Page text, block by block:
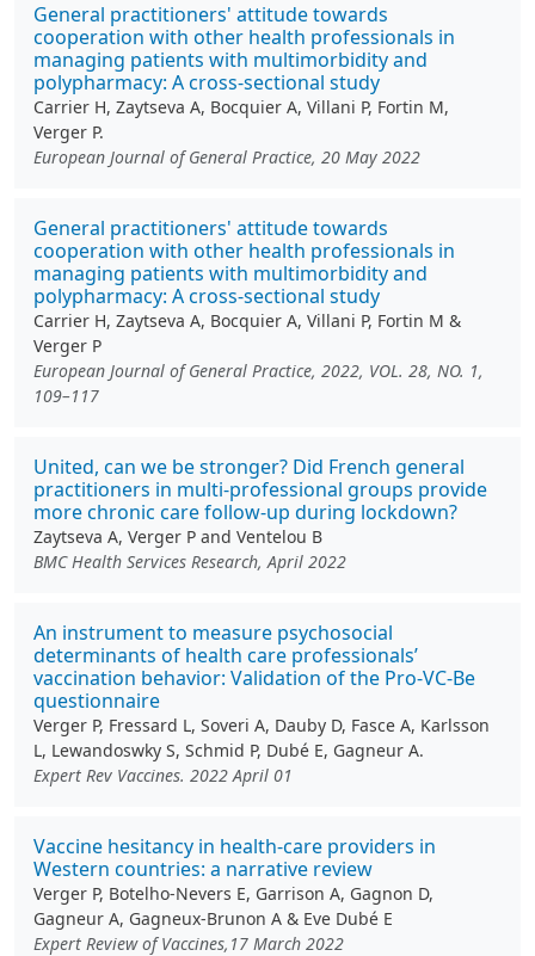
General practitioners' attitude towards
cooperation with other health professionals in
managing patients with multimorbidity and
polypharmacy: A cross-sectional study
Carrier H, Zaytseva A, Bocquier A, Villani P, Fortin M,
Verger P.
European Journal of General Practice, 20 May 2022
General practitioners' attitude towards
cooperation with other health professionals in
managing patients with multimorbidity and
polypharmacy: A cross-sectional study
Carrier H, Zaytseva A, Bocquier A, Villani P, Fortin M &
Verger P
European Journal of General Practice, 2022, VOL. 28, NO. 1,
109–117
United, can we be stronger? Did French general
practitioners in multi-professional groups provide
more chronic care follow-up during lockdown?
Zaytseva A, Verger P and Ventelou B
BMC Health Services Research, April 2022
An instrument to measure psychosocial
determinants of health care professionals’
vaccination behavior: Validation of the Pro-VC-Be
questionnaire
Verger P, Fressard L, Soveri A, Dauby D, Fasce A, Karlsson
L, Lewandoswky S, Schmid P, Dubé E, Gagneur A.
Expert Rev Vaccines. 2022 April 01
Vaccine hesitancy in health-care providers in
Western countries: a narrative review
Verger P, Botelho-Nevers E, Garrison A, Gagnon D,
Gagneur A, Gagneux-Brunon A & Eve Dubé E
Expert Review of Vaccines,17 March 2022